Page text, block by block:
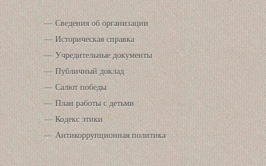
Сведения об организации
Историческая справка
Учредительные документы
Публичный доклад
Салют победы
План работы с детьми
Кодекс этики
Антикоррупционная политика